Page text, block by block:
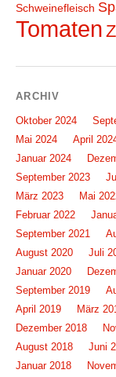
Schweinefleisch
Tomaten
ARCHIV
Oktober 2024
Mai 2024
April
Januar 2024
September 2023
März 2023
Mai
Februar 2022
September 2021
August 2020
Juli
Januar 2020
September 2019
April 2019
März
Dezember 2018
August 2018
Juni
Januar 2018